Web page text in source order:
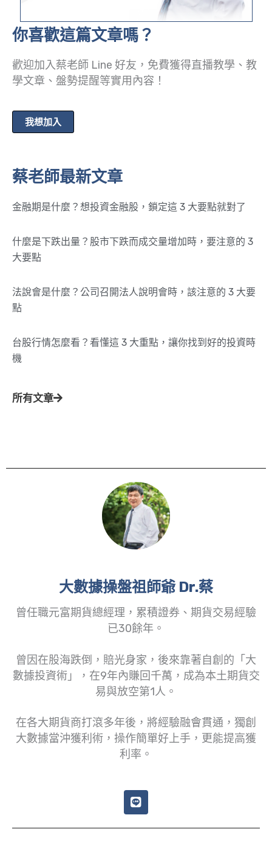
你喜歡這篇文章嗎？
歡迎加入蔡老師 Line 好友，免費獲得直播教學、教
學文章、盤勢提醒等實用內容！
我想加入
蔡老師最新文章
金融期是什麼？想投資金融股，鎖定這 3 大要點就對了
什麼是下跌出量？股市下跌而成交量增加時，要注意的 3
大要點
法說會是什麼？公司召開法人說明會時，該注意的 3 大要
點
台股行情怎麼看？看懂這 3 大重點，讓你找到好的投資時
機
所有文章
大數據操盤祖師爺 Dr.蔡
曾任職元富期貨總經理，累積證券、期貨交易經驗
已30餘年。
曾因在股海跌倒，賠光身家，後來靠著自創的「大
數據投資術」，在9年內賺回千萬，成為本土期貨交
易與放空第1人。
在各大期貨商打滾多年後，將經驗融會貫通，獨創
大數據當沖獲利術，操作簡單好上手，更能提高獲
利率。
L
i
e